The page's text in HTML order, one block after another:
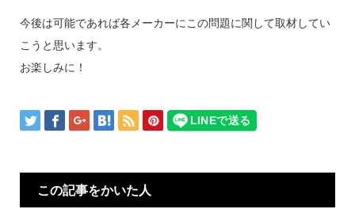
今後は可能であれば各メーカーにこの問題に関して取材してい
こうと思います。
お楽しみに！
この記事をかいた人